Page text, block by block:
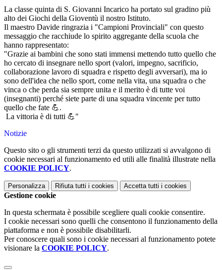
La classe quinta di S. Giovanni Incarico ha portato sul gradino più
alto dei Giochi della Gioventù il nostro Istituto.
Il maestro Davide ringrazia i "Campioni Provinciali" con questo
messaggio che racchiude lo spirito aggregante della scuola che
hanno rappresentato:
"Grazie ai bambini che sono stati immensi mettendo tutto quello che
ho cercato di insegnare nello sport (valori, impegno, sacrificio,
collaborazione lavoro di squadra e rispetto degli avversari), ma io
sono dell'idea che nello sport, come nella vita, una squadra o che
vinca o che perda sia sempre unita e il merito è di tutte voi
(insegnanti) perché siete parte di una squadra vincente per tutto
quello che fate 💪.
La vittoria è di tutti 💪"
Notizie
Questo sito o gli strumenti terzi da questo utilizzati si avvalgono di
cookie necessari al funzionamento ed utili alle finalità illustrate nella
COOKIE POLICY.
Personalizza Rifiuta tutti i cookies Accetta tutti i cookies
Gestione cookie
In questa schermata è possibile scegliere quali cookie consentire.
I cookie necessari sono quelli che consentono il funzionamento della
piattaforma e non è possibile disabilitarli.
Per conoscere quali sono i cookie necessari al funzionamento potete
visionare la COOKIE POLICY.